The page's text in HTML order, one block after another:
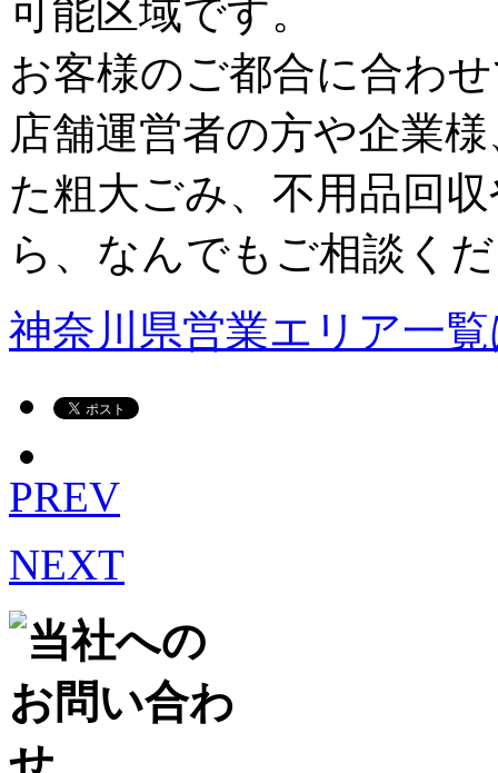
可能区域です。
お客様のご都合に合わ
店舗運営者の方や企業
た粗大ごみ、不用品回
ら、なんでもご相談く
神奈川県営業エリア一
PREV
NEXT